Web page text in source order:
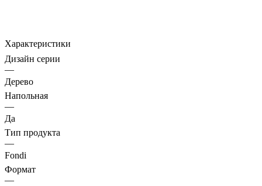
Характеристики
Дизайн серии
—
Дерево
Напольная
—
Да
Тип продукта
—
Fondi
Формат
—